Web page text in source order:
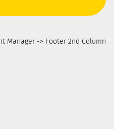
Manager -> Footer 2nd Column